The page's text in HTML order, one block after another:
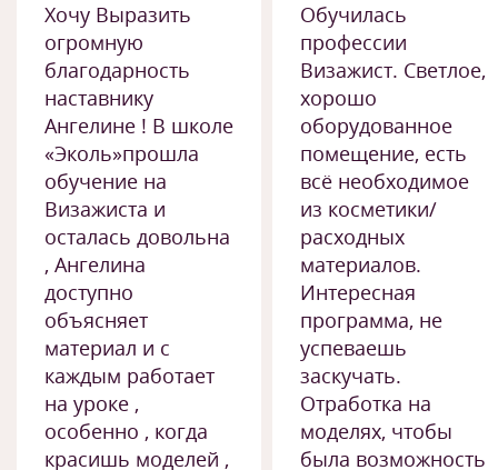
Хочу Выразить
огромную
благодарность
наставнику
Ангелине ! В школе
«Эколь»прошла
обучение на
Визажиста и
осталась довольна
, Ангелина
доступно
объясняет
материал и с
каждым работает
на уроке ,
особенно , когда
красишь моделей ,
Обучилась
профессии
Визажист. Светлое,
хорошо
оборудованное
помещение, есть
всё необходимое
из косметики/
расходных
материалов.
Интересная
программа, не
успеваешь
заскучать.
Отработка на
моделях, чтобы
была возможность